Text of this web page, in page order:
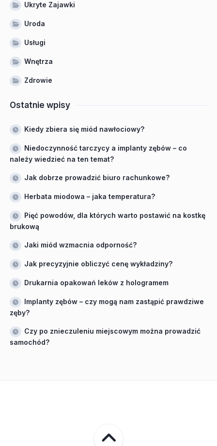
Ukryte Zajawki
Uroda
Usługi
Wnętrza
Zdrowie
Ostatnie wpisy
Kiedy zbiera się miód nawłociowy?
Niedoczynność tarczycy a implanty zębów – co
należy wiedzieć na ten temat?
Jak dobrze prowadzić biuro rachunkowe?
Herbata miodowa – jaka temperatura?
Pięć powodów, dla których warto postawić na kostkę
brukową
Jaki miód wzmacnia odporność?
Jak precyzyjnie obliczyć cenę wykładziny?
Drukarnia opakowań leków z hologramem
Implanty zębów – czy mogą nam zastąpić prawdziwe
zęby?
Czy po znieczuleniu miejscowym można prowadzić
samochód?